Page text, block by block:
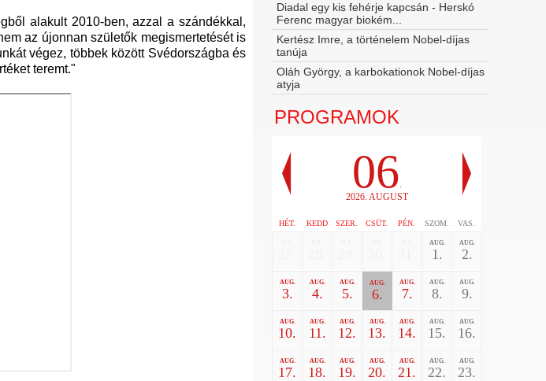
alakult 2010-ben, azzal a szándékkal,
az újonnan születők megismertetését is
végez, többek között Svédországba és
teremt."
Diadal egy kis fehérje kapcsán - Herskó
Ferenc magyar biokém...
Kertész Imre, a történelem Nobel-díjas
tanúja
Oláh György, a karbokationok Nobel-díjas
atyja
PROGRAMOK
06.
2026. AUGUST
HÉT. KEDD SZER. CSÜT. PÉN. SZOM. VAS.
AUG.
1.
AUG.
2.
AUG.
3.
AUG.
4.
AUG.
5.
AUG.
6.
AUG.
7.
AUG.
8.
AUG.
9.
AUG.
10.
AUG.
11.
AUG.
12.
AUG.
13.
AUG.
14.
AUG.
15.
AUG.
16.
AUG.
17.
AUG.
18.
AUG.
19.
AUG.
20.
AUG.
21.
AUG.
22.
AUG.
23.